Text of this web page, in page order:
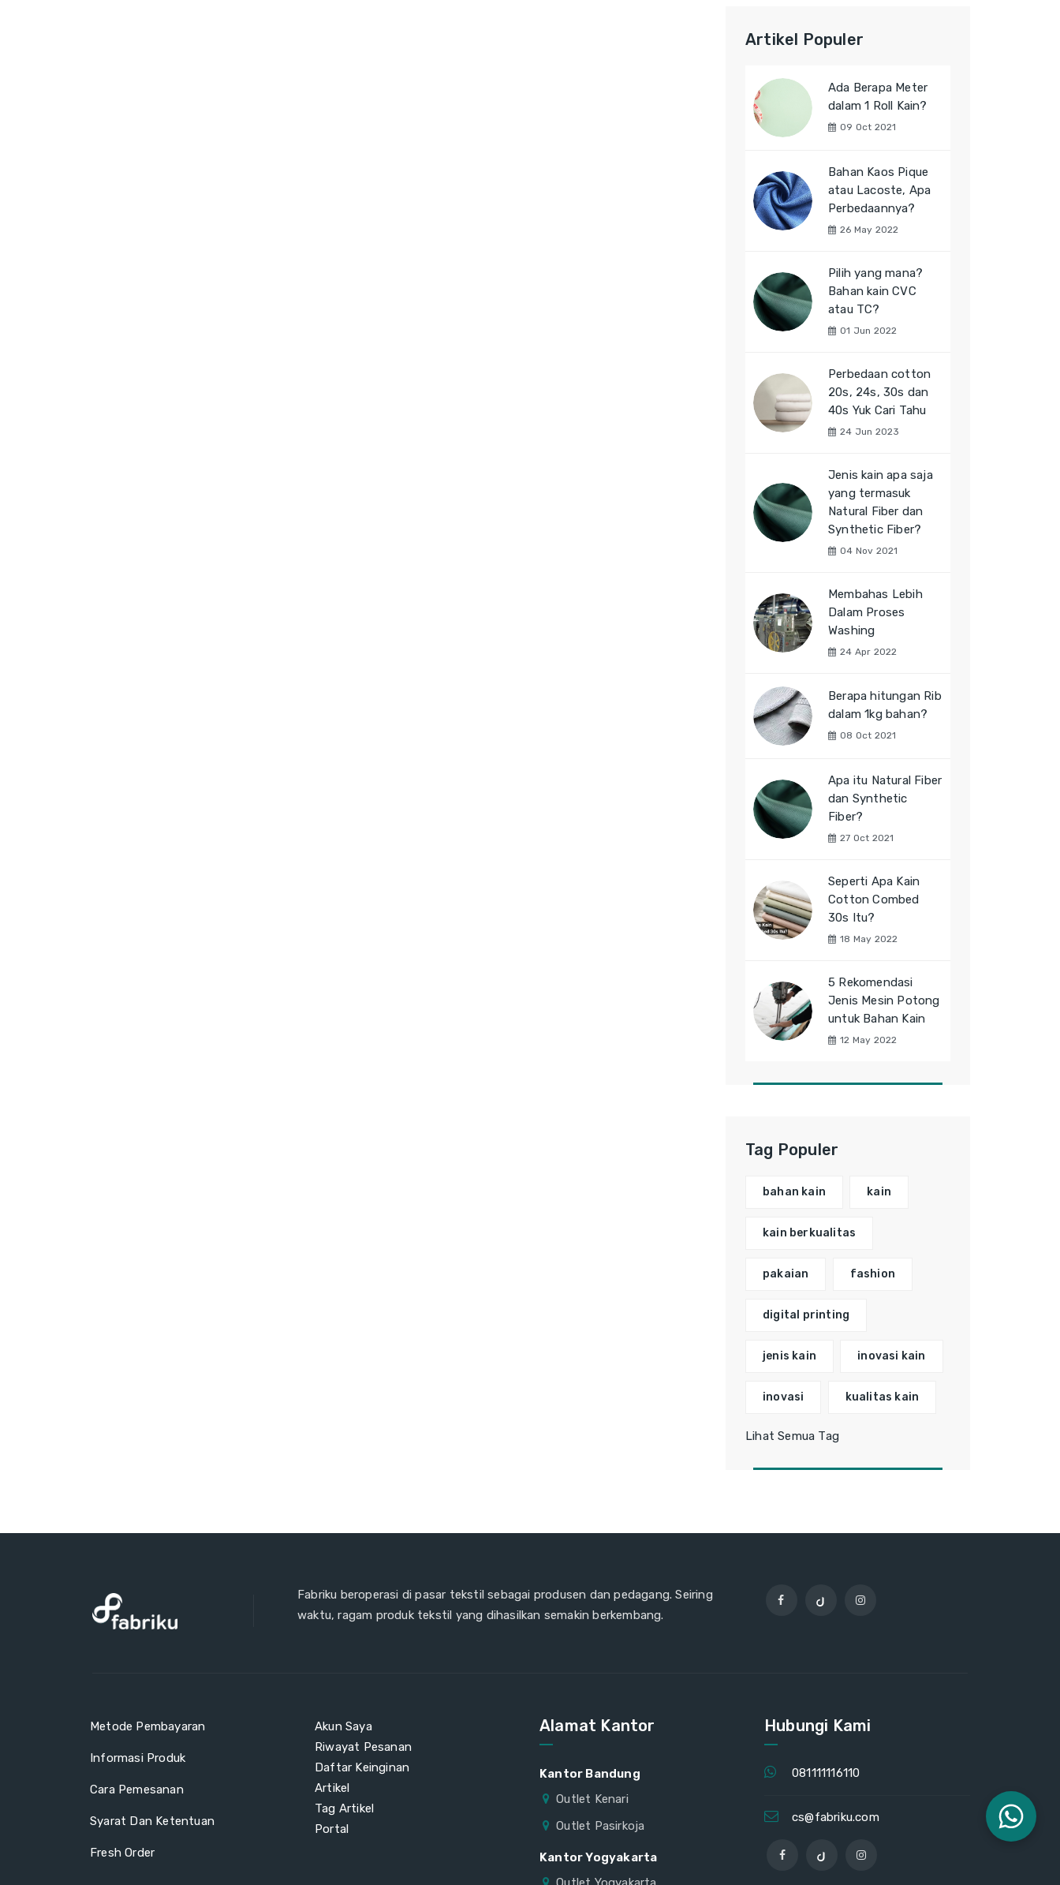
Artikel Populer
Ada Berapa Meter
dalam 1 Roll Kain?
09 Oct 2021
Bahan Kaos Pique
atau Lacoste, Apa
Perbedaannya?
26 May 2022
Pilih yang mana?
Bahan kain CVC
atau TC?
01 Jun 2022
Perbedaan cotton
20s, 24s, 30s dan
40s Yuk Cari Tahu
24 Jun 2023
Jenis kain apa saja
yang termasuk
Natural Fiber dan
Synthetic Fiber?
04 Nov 2021
Membahas Lebih
Dalam Proses
Washing
24 Apr 2022
Berapa hitungan Rib
dalam 1kg bahan?
08 Oct 2021
Apa itu Natural Fiber
dan Synthetic
Fiber?
27 Oct 2021
Seperti Apa Kain
Cotton Combed
30s Itu?
18 May 2022
5 Rekomendasi
Jenis Mesin Potong
untuk Bahan Kain
12 May 2022
Tag Populer
bahan kain kain
kain berkualitas
pakaian fashion
digital printing
jenis kain inovasi kain
inovasi kualitas kain
Lihat Semua Tag
Fabriku beroperasi di pasar tekstil sebagai produsen dan pedagang. Seiring
waktu, ragam produk tekstil yang dihasilkan semakin berkembang.
Metode Pembayaran
Informasi Produk
Cara Pemesanan
Syarat Dan Ketentuan
Fresh Order
Akun Saya
Riwayat Pesanan
Daftar Keinginan
Artikel
Tag Artikel
Portal
Alamat Kantor
Kantor Bandung
Outlet Kenari
Outlet Pasirkoja
Kantor Yogyakarta
Hubungi Kami
081111116110
cs@fabriku.com